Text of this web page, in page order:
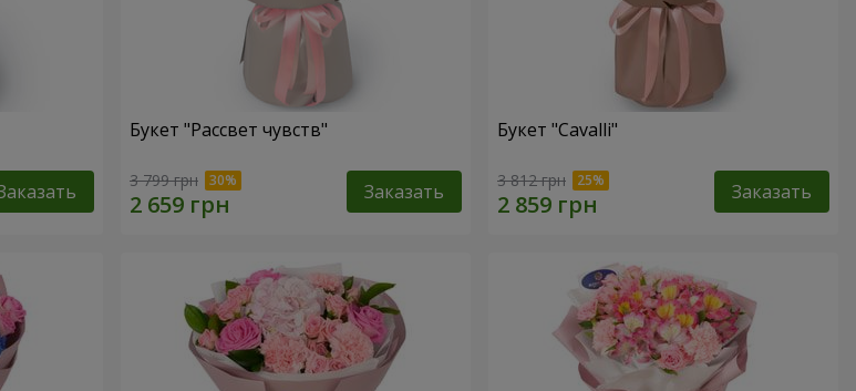
Букет "Рассвет чувств"
3 799 грн Заказать
Букет "Cаvalli"
3 812 грн Заказать